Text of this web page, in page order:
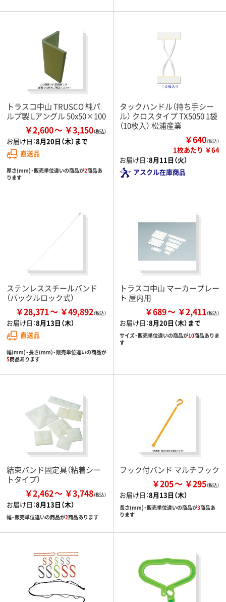
トラスコ中山 TRUSCO 純パ
ルプ製 Lアングル 50x50×100
￥2,600 ￥3,150
お届け日：8月20日（木）まで
直送品
厚さ(mm)・販売単位違いの商品が2商品あ
ります
タックハンドル（持ち手シー
ル） クロスタイプ TX5050 1袋
（10枚入） 松浦産業
￥640（税込）
1枚あたり ￥64
お届け日：8月11日（火）
アスクル在庫商品
ステンレススチールバンド
（バックルロック式）
￥28,371 ￥49,892
お届け日：8月13日（木）
直送品
幅(mm)・長さ(mm)・販売単位違いの商品が
5商品あります
トラスコ中山 マーカープレー
ト 屋内用
￥689 ￥2,411
お届け日：8月20日（木）まで
サイズ・販売単位違いの商品が10商品ありま
す
結束バンド固定具（粘着シー
トタイプ）
￥2,462 ￥3,748
お届け日：8月13日（木）
幅・販売単位違いの商品が2商品あります
フック付バンド マルチフック
￥205 ￥295
お届け日：8月13日（木）
長さ(mm)・販売単位違いの商品が3商品あ
ります